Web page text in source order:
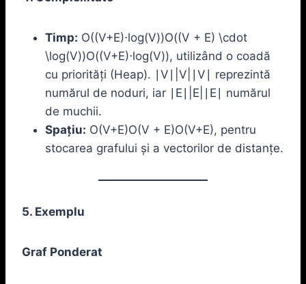
Timp: O((V+E)⋅log⁡(V))O((V + E) \cdot
\log(V))O((V+E)⋅log(V)), utilizând o coadă
cu priorități (Heap). ∣V∣|V|∣V∣ reprezintă
numărul de noduri, iar ∣E∣|E|∣E∣ numărul
de muchii.
Spațiu: O(V+E)O(V + E)O(V+E), pentru
stocarea grafului și a vectorilor de distanțe.
5. Exemplu
Graf Ponderat